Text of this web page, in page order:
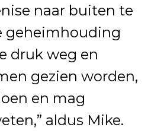
naar buiten te
geheimhouding
druk weg en
gezien worden,
en mag
aldus Mike.